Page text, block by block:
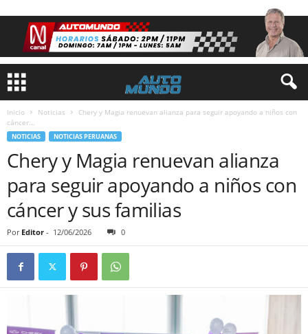
Inicio Noticias
Chery y Magia renuevan alianza para seguir apoyando a niños con
cáncer...
NOTICIAS NOTICIAS PERUANAS
Chery y Magia renuevan alianza
para seguir apoyando a niños con
cáncer y sus familias
Por Editor - 12/06/2026 0